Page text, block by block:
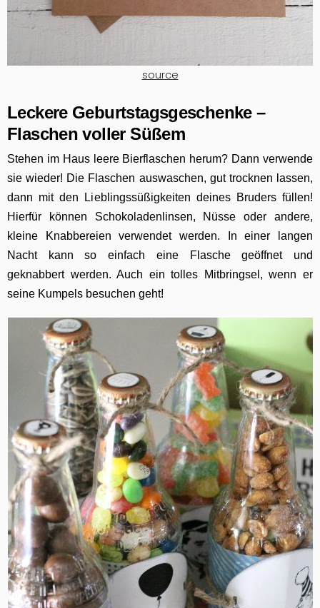
source
Leckere Geburtstagsgeschenke –
Flaschen voller Süßem
Stehen im Haus leere Bierflaschen herum? Dann verwende
sie wieder! Die Flaschen auswaschen, gut trocknen lassen,
dann mit den Lieblingssüßigkeiten deines Bruders füllen!
Hierfür können Schokoladenlinsen, Nüsse oder andere,
kleine Knabbereien verwendet werden. In einer langen
Nacht kann so einfach eine Flasche geöffnet und
geknabbert werden. Auch ein tolles Mitbringsel, wenn er
seine Kumpels besuchen geht!